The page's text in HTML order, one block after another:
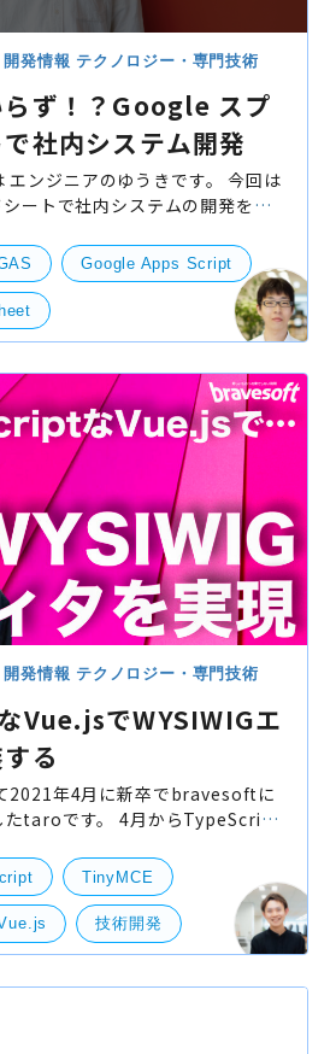
発情報 テクノロジー・専門技術
ず！？Google スプ
社内システム開発
ジニアのゆうきです。 今回は
ートで社内システムの開発を行
て紹介していきたいと思います。 まず先に、開
Google Apps Script
術開発
発情報 テクノロジー・専門技術
Vue.jsでWYSIWIGエ
る
4月からTypeScript
なVue.jsでWYSIWIGエ
TinyMCE
技術開発